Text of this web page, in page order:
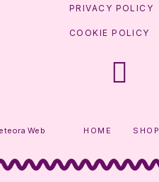
PRIVACY POLICY
COOKIE POLICY
Web HOME SHOP